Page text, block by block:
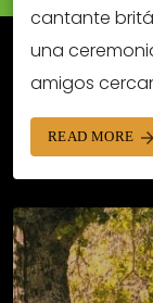
cantante
una
amigos
READ MORE arrow_forward